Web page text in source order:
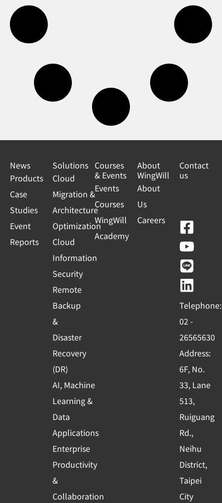
News
Products
Case
Studies
Event
Reports
Solutions
Cloud
Migration &
Architecture
Optimization
Cloud
Information
Security
Remote
Backup
&
Disaster
Recovery
(DR)
AI, Machine
Learning &
Data
Applications
Enterprise
Productivity
&
Collaboration
Courses
& Events
Events
Courses
WingWill
Academy
About
WingWill
About
Us
Careers
Contact
us
F
a
c
e
b
o
o
k
-
s
q
u
a
r
e
Y
o
u
t
u
b
e
L
i
n
e
L
i
n
k
e
d
i
n
Telephone:
02 -
26565630
Address:
6F, No.
33, Lane
513,
Ruiguang
Rd.,
Neihu
District,
Taipei
City